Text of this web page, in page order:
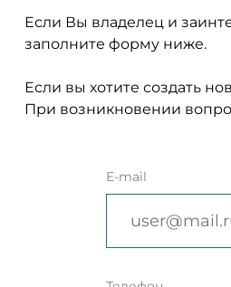
Если Вы владелец и
заполните форму ниже.
Если вы хотите создать
При возникновении
E-mail